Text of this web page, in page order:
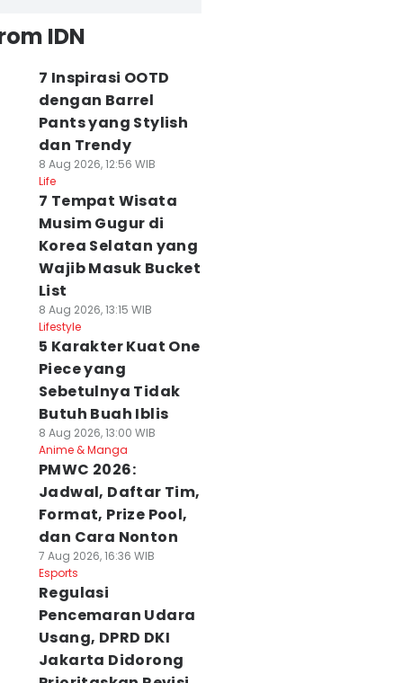
IDN
7 Inspirasi OOTD
dengan Barrel
Pants yang Stylish
dan Trendy
8 Aug 2026, 12:56 WIB
Life
7 Tempat Wisata
Musim Gugur di
Korea Selatan yang
Wajib Masuk Bucket
List
8 Aug 2026, 13:15 WIB
Lifestyle
5 Karakter Kuat One
Piece yang
Sebetulnya Tidak
Butuh Buah Iblis
8 Aug 2026, 13:00 WIB
Anime & Manga
PMWC 2026:
Jadwal, Daftar Tim,
Format, Prize Pool,
dan Cara Nonton
7 Aug 2026, 16:36 WIB
Esports
Regulasi
Pencemaran Udara
Usang, DPRD DKI
Jakarta Didorong